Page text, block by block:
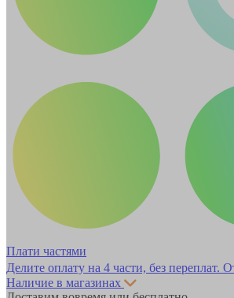
Плати частями
Делите оплату на 4 части, без переплат.
Наличие в магазинах